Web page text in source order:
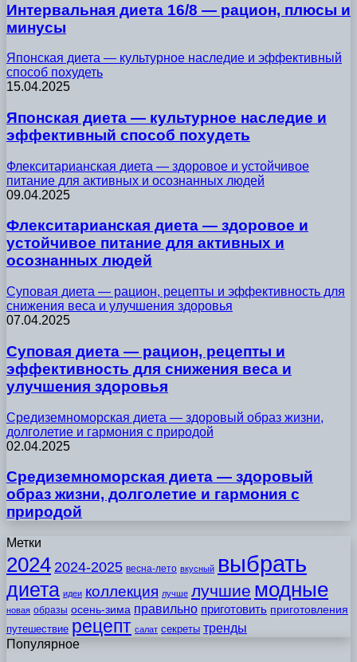
Интервальная диета 16/8 — рацион, плюсы и
минусы
Японская диета — культурное наследие и эффективный
способ похудеть
15.04.2025
Японская диета — культурное наследие и
эффективный способ похудеть
Флекситарианская диета — здоровое и устойчивое
питание для активных и осознанных людей
09.04.2025
Флекситарианская диета — здоровое и
устойчивое питание для активных и
осознанных людей
Суповая диета — рацион, рецепты и эффективность для
снижения веса и улучшения здоровья
07.04.2025
Суповая диета — рацион, рецепты и
эффективность для снижения веса и
улучшения здоровья
Средиземноморская диета — здоровый образ жизни,
долголетие и гармония с природой
02.04.2025
Средиземноморская диета — здоровый
образ жизни, долголетие и гармония с
природой
Метки
2024 2024-2025 весна-лето вкусный выбрать
диета идеи коллекция лучше лучшие модные
новая образы осень-зима правильно приготовить приготовления
путешествие рецепт салат секреты тренды
Популярное